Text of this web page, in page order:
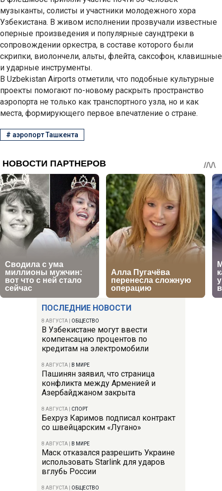
ПОСЛЕДНИЕ НОВОСТИ
8 АВГУСТА ОБЩЕСТВО
В Узбекистане могут ввести
компенсацию процентов по
кредитам на электромобили
8 АВГУСТА В МИРЕ
Пашинян заявил, что страница
конфликта между Арменией и
Азербайджаном закрыта
8 АВГУСТА СПОРТ
Бехруз Каримов подписал контракт
со швейцарским «Лугано»
8 АВГУСТА В МИРЕ
Маск отказался разрешить Украине
использовать Starlink для ударов
вглубь России
8 АВГУСТА ОБЩЕСТВО
музыканты, солисты и участники молодежного хора
Узбекистана. В живом исполнении прозвучали известные
оперные произведения и популярные саундтреки в
сопровождении оркестра, в составе которого были
скрипки, виолончели, альты, флейта, саксофон, клавишные
и ударные инструменты.
В Uzbekistan Airports отметили, что подобные культурные
проекты помогают по-новому раскрыть пространство
аэропорта не только как транспортного узла, но и как
места, формирующего первое впечатление о стране.
# аэропорт Ташкента